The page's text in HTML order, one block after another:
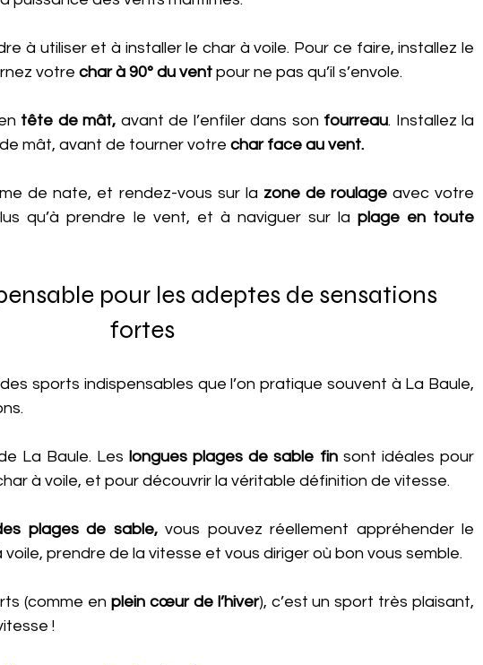
à utiliser et à installer le char à voile. Pour ce faire, installez le
votre char à 90° du vent pour ne pas qu’il s’envole.
tête de mât, avant de l’enfiler dans son fourreau. Installez la
mât, avant de tourner votre char face au vent.
de nate, et rendez-vous sur la zone de roulage avec votre
qu’à prendre le vent, et à naviguer sur la plage en toute
pour les adeptes de sensations
fortes
sports indispensables que l’on pratique souvent à La Baule,
La Baule. Les longues plages de sable fin sont idéales pour
à voile, et pour découvrir la véritable définition de vitesse.
plages de sable, vous pouvez réellement appréhender le
prendre de la vitesse et vous diriger où bon vous semble.
(comme en plein cœur de l’hiver), c’est un sport très plaisant,
!